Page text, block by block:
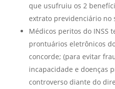
que usufruiu os 2
extrato previdenciário no
Médicos peritos do INSS
prontuários eletrônicos
concorde; (para evitar
incapacidade e doenças
controverso diante do